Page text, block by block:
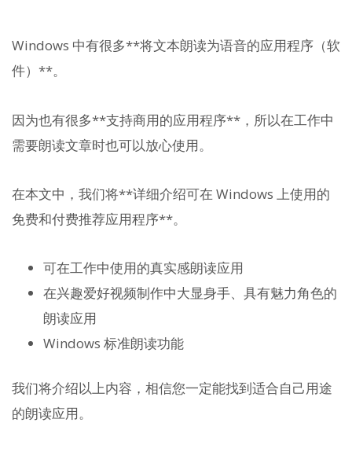
Windows 中有很多**将文本朗读为语音的应用程序（软
件）**。
因为也有很多**支持商用的应用程序**，所以在工作中
需要朗读文章时也可以放心使用。
在本文中，我们将**详细介绍可在 Windows 上使用的
免费和付费推荐应用程序**。
可在工作中使用的真实感朗读应用
在兴趣爱好视频制作中大显身手、具有魅力角色的
朗读应用
Windows 标准朗读功能
我们将介绍以上内容，相信您一定能找到适合自己用途
的朗读应用。